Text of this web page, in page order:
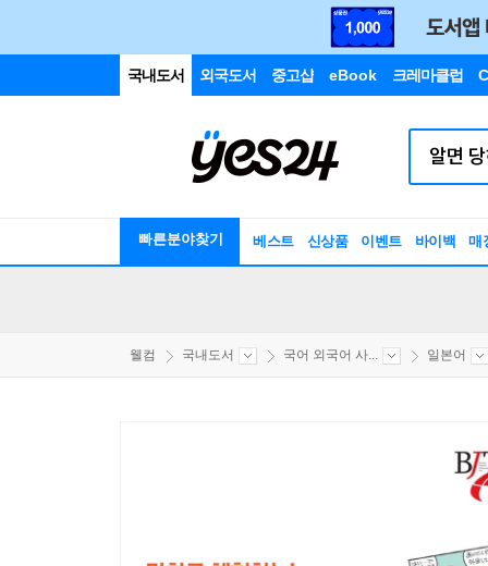
국내도서 외국도서 중고샵 eBook 크레마클럽
빠른분야찾기 베스트 신상품 이벤트 바이백 매
웰컴 국내도서 국어 외국어 사... 일본어